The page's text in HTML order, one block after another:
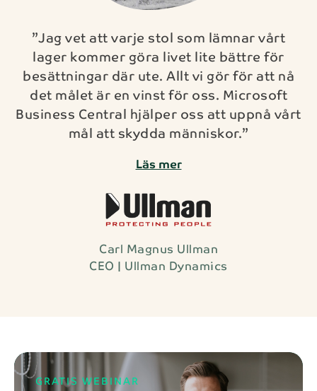
”Jag vet att varje stol som lämnar vårt
lager kommer göra livet lite bättre för
besättningar där ute. Allt vi gör för att nå
det målet är en vinst för oss. Microsoft
Business Central hjälper oss att uppnå vårt
mål att skydda människor.”
Läs mer
Carl Magnus Ullman
CEO | Ullman Dynamics
GRATIS WEBINAR